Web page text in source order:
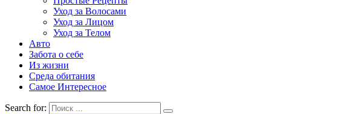
Уход за Волосами
Уход за Лицом
Уход за Телом
Авто
Забота о себе
Из жизни
Среда обитания
Самое Интересное
Search for: